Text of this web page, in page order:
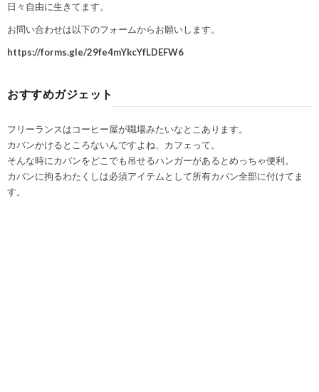
日々自由に生きてます。
お問い合わせは以下のフォームからお願いします。
https://forms.gle/29fe4mYkcYfLDEFW6
おすすめガジェット
フリーランスはコーヒー屋が職場みたいなとこあります。
カバンかけるところないんですよね、カフェって。
そんな時にカバンをどこでも吊せるハンガーがあるとめっちゃ便利。
カバンに拘るわたくしは必須アイテムとして所有カバン全部に付けてま
す。